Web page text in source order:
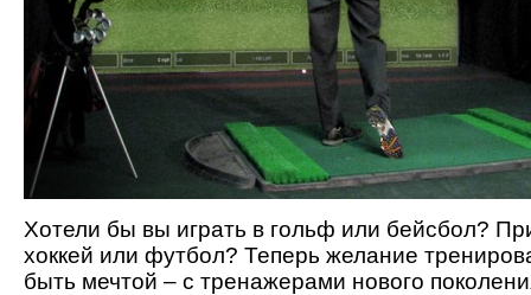
Хотели бы вы играть в гольф или бейсбол?
хоккей или футбол? Теперь желание
быть мечтой – с тренажерами нового